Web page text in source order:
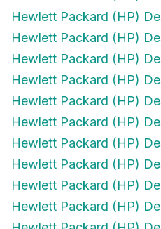
Hewlett Packard (HP)
Hewlett Packard (HP)
Hewlett Packard (HP)
Hewlett Packard (HP)
Hewlett Packard (HP)
Hewlett Packard (HP)
Hewlett Packard (HP)
Hewlett Packard (HP)
Hewlett Packard (HP)
Hewlett Packard (HP)
Hewlett Packard (HP)